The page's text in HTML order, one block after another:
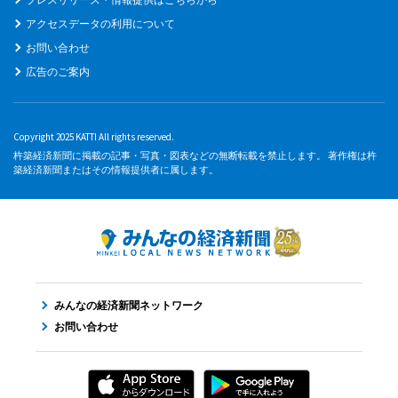
アクセスデータの利用について
お問い合わせ
広告のご案内
Copyright 2025 KATTI All rights reserved.
杵築経済新聞に掲載の記事・写真・図表などの無断転載を禁止します。 著作権は杵
築経済新聞またはその情報提供者に属します。
みんなの経済新聞ネットワーク
お問い合わせ